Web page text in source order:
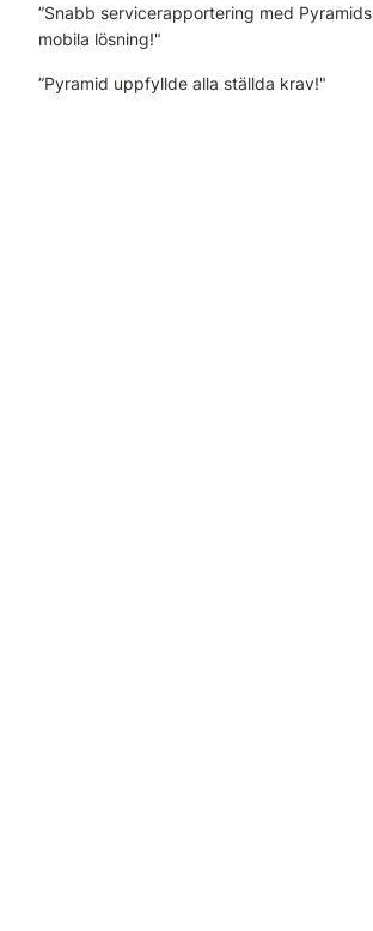
”Snabb servicerapportering med Pyramids
mobila lösning!"
”Pyramid uppfyllde alla ställda krav!"